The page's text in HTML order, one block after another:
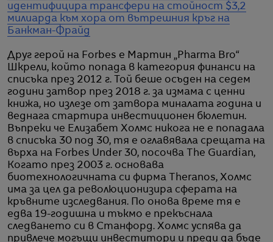
идентифицира трансфери на стойност $3,2
милиарда към хора от вътрешния кръг на
Банкман-Фрайд
Друг герой на Forbes е Мартин „Pharma Bro“
Шкрели, който попада в категория финанси на
списъка през 2012 г. Той беше осъден на седем
години затвор през 2018 г. за измама с ценни
книжа, но излезе от затвора миналата година и
веднага стартира инвестиционен бюлетин.
Въпреки че Елизабет Холмс никога не е попадала
в списъка 30 под 30, тя е оглавявала срещата на
върха на Forbes Under 30, посочва The Guardian,
Когато през 2003 г. основава
биотехнологичната си фирма Theranos, Холмс
има за цел да революционизира сферата на
кръвните изследвания. По онова време тя е
едва 19-годишна и тъкмо е прекъснала
следването си в Станфорд. Холмс успява да
привлече могъщи инвеститори и преди да бъде